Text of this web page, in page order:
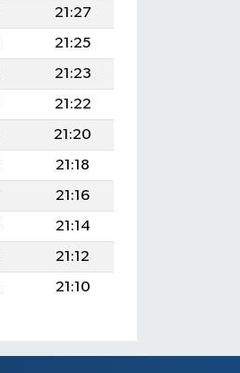
21:27
21:25
21:23
21:22
21:20
21:18
21:16
21:14
21:12
21:10